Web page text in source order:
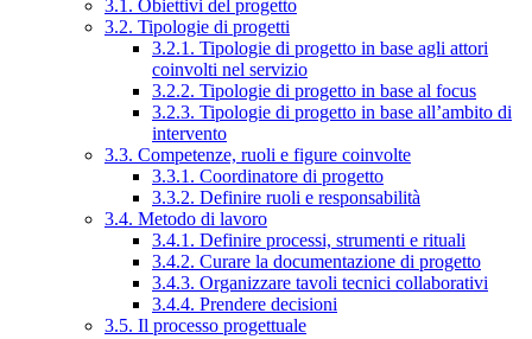
3.1. Obiettivi del progetto
3.2. Tipologie di progetti
3.2.1. Tipologie di progetto in base agli attori
coinvolti nel servizio
3.2.2. Tipologie di progetto in base al focus
3.2.3. Tipologie di progetto in base all’ambito di
intervento
3.3. Competenze, ruoli e figure coinvolte
3.3.1. Coordinatore di progetto
3.3.2. Definire ruoli e responsabilità
3.4. Metodo di lavoro
3.4.1. Definire processi, strumenti e rituali
3.4.2. Curare la documentazione di progetto
3.4.3. Organizzare tavoli tecnici collaborativi
3.4.4. Prendere decisioni
3.5. Il processo progettuale